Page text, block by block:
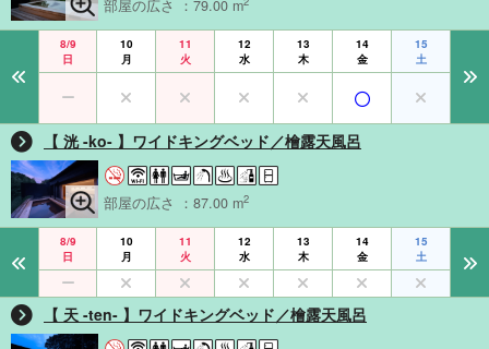
部屋の広さ ：79.00 m
8/9
日
10
月
11
火
12
水
13
木
14
金
15
土
【 洸 -ko- 】ワイドキングベッド／檜露天風呂
部屋の広さ ：87.00 m2
8/9
日
10
月
11
火
12
水
13
木
14
金
15
土
【 天 -ten- 】ワイドキングベッド／檜露天風呂